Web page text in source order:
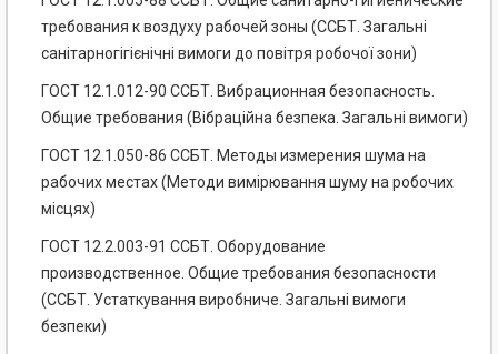
требования к воздуху рабочей зоны (ССБТ. Загальні
санітарногігієнічні вимоги до повітря робочої зони)
ГОСТ 12.1.012-90 ССБТ. Вибрационная безопасность.
Общие требования (Вібраційна безпека. Загальні вимоги)
ГОСТ 12.1.050-86 ССБТ. Методы измерения шума на
рабочих местах (Методи вимірювання шуму на робочих
місцях)
ГОСТ 12.2.003-91 ССБТ. Оборудование
производственное. Общие требования безопасности
(ССБТ. Устаткування виробниче. Загальні вимоги
безпеки)